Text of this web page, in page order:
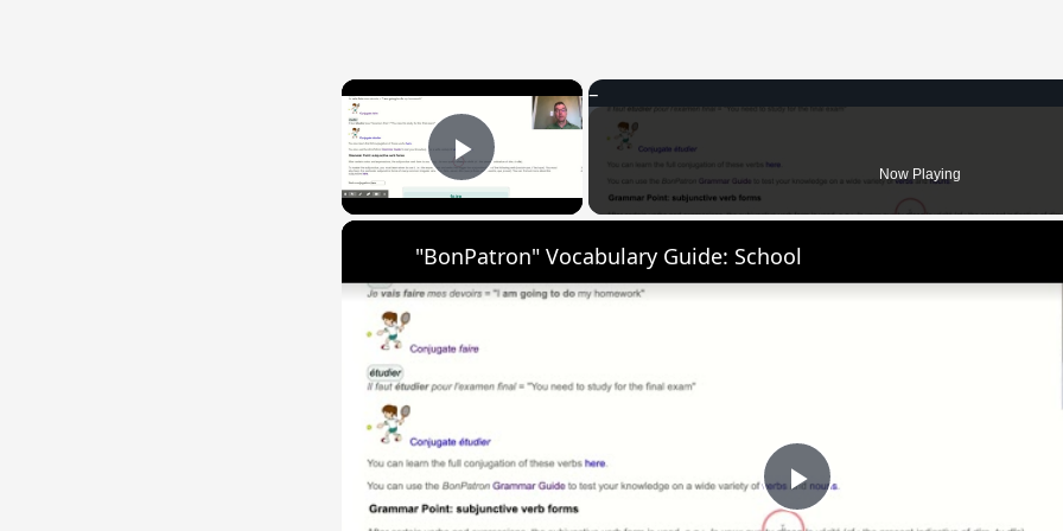
×
Play Video Now Playing
Play
"BonPatron" Vocabulary Guide: School